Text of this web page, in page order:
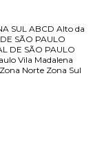
SUL ABCD Alto da
SÃO PAULO
DE SÃO PAULO
Vila Madalena
Zona Norte Zona Sul